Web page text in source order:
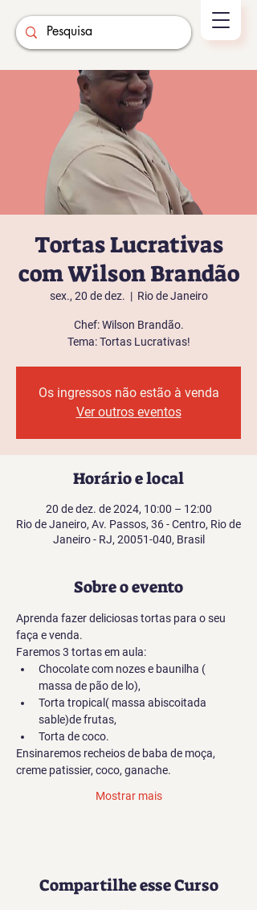
Tortas Lucrativas
com Wilson Brandão
sex., 20 de dez.
  |
Rio de Janeiro
Chef: Wilson Brandão.
Tema: Tortas Lucrativas!
Os ingressos não estão à venda
Ver outros eventos
Horário e local
20 de dez. de 2024, 10:00 – 12:00
Rio de Janeiro, Av. Passos, 36 - Centro, Rio de
Janeiro - RJ, 20051-040, Brasil
Sobre o evento
Aprenda fazer deliciosas tortas para o seu
faça e venda.
Faremos 3 tortas em aula:
Chocolate com nozes e baunilha (
massa de pão de lo),
Torta tropical( massa abiscoitada
sable)de frutas,
Torta de coco.
Ensinaremos recheios de baba de moça,
creme patissier, coco, ganache.
Mostrar mais
Compartilhe esse Curso